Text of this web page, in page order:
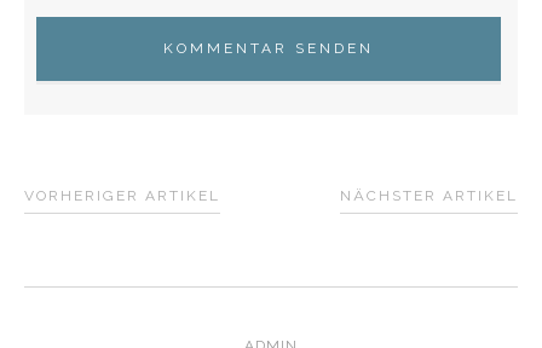
NÄCHSTER ARTIKEL
VORHERIGER ARTIKEL